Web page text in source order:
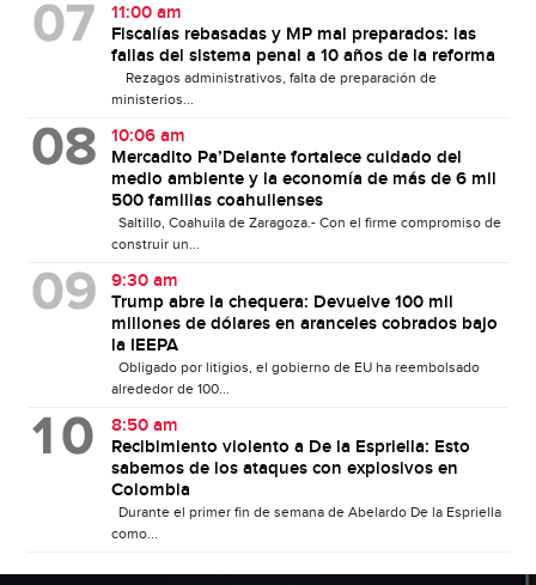
11:00 am
Fiscalías rebasadas y MP mal preparados: las
fallas del sistema penal a 10 años de la reforma
Rezagos administrativos, falta de preparación de
ministerios...
10:06 am
Mercadito Pa’Delante fortalece cuidado del
medio ambiente y la economía de más de 6 mil
500 familias coahuilenses
Saltillo, Coahuila de Zaragoza.- Con el firme compromiso de
construir un...
9:30 am
Trump abre la chequera: Devuelve 100 mil
millones de dólares en aranceles cobrados bajo
la IEEPA
Obligado por litigios, el gobierno de EU ha reembolsado
alrededor de 100...
8:50 am
Recibimiento violento a De la Espriella: Esto
sabemos de los ataques con explosivos en
Colombia
Durante el primer fin de semana de Abelardo De la Espriella
como...